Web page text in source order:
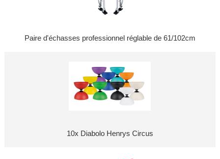
Paire d'échasses professionnel réglable de 61/102cm
10x Diabolo Henrys Circus